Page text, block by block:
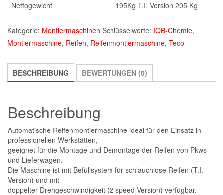
Nettogewicht
195Kg T.I. Version 205 Kg
Kategorie: Montiermaschinen Schlüsselworte: IQB-Chemie,
Montiermaschine, Reifen, Reifenmontiermaschine, Teco
BESCHREIBUNG BEWERTUNGEN (0)
Beschreibung
Automatische Reifenmontiermaschine ideal für den Einsatz in
professionellen Werkstätten,
geeignet für die Montage und Demontage der Reifen von Pkws
und Lieferwagen.
Die Maschine ist mit Befüllsystem für schlauchlose Reifen (T.I.
Version) und mit
doppelter Drehgeschwindigkeit (2 speed Version) verfügbar.